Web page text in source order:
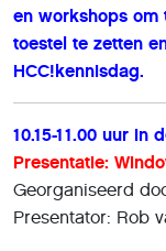
en workshops om
toestel te zetten
HCC!kennisdag.
10.15-11.00 uur in
Presentatie:
Georganiseerd
Presentator: Rob